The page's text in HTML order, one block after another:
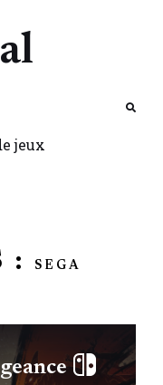
jeux
: SEGA